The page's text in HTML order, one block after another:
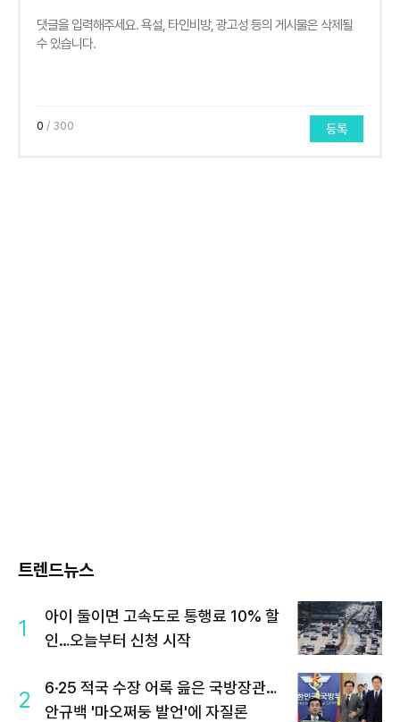
0 / 300 등록
트렌드뉴스
1
아이 둘이면 고속도로 통행료 10% 할
인…오늘부터 신청 시작
2
6·25 적국 수장 어록 읊은 국방장관…
안규백 '마오쩌둥 발언'에 자질론